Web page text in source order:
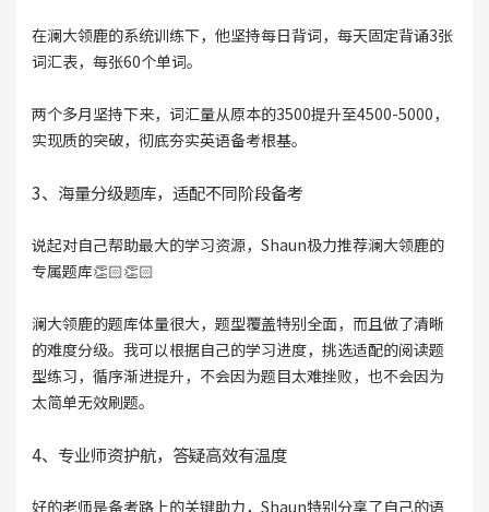
在澜大领鹿的系统训练下，他坚持每日背词，每天固定背诵3张
词汇表，每张60个单词。
两个多月坚持下来，词汇量从原本的3500提升至4500-5000，
实现质的突破，彻底夯实英语备考根基。
3、海量分级题库，适配不同阶段备考
说起对自己帮助最大的学习资源，Shaun极力推荐澜大领鹿的
专属题库👏🏻👏🏻
澜大领鹿的题库体量很大，题型覆盖特别全面，而且做了清晰
的难度分级。我可以根据自己的学习进度，挑选适配的阅读题
型练习，循序渐进提升，不会因为题目太难挫败，也不会因为
太简单无效刷题。
4、专业师资护航，答疑高效有温度
好的老师是备考路上的关键助力，Shaun特别分享了自己的语